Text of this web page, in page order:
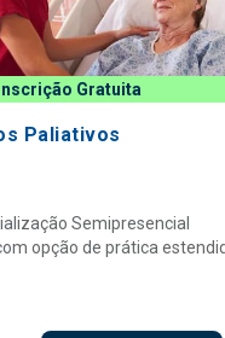
Gratuita
Paliativos
Semipresencial
opção de prática